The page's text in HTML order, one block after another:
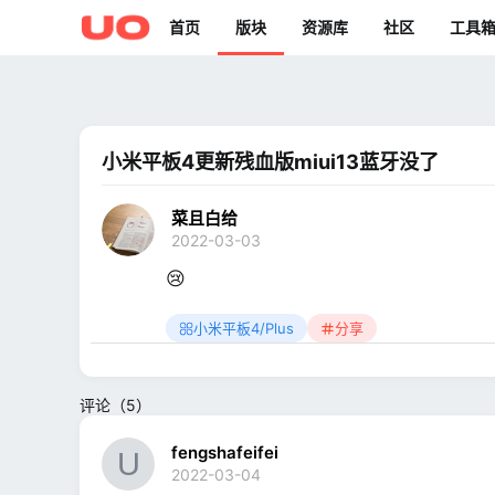
首页 版块 资源库 社区 工具箱
小米平板4更新残血版miui13蓝牙没了
菜且白给
2022-03-03
😢
小米平板4/Plus 分享
评论（5）
fengshafeifei
2022-03-04